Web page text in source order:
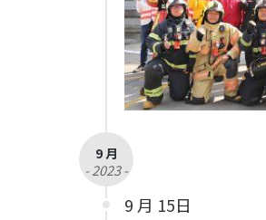
9 月
- 2023 -
9 月 15日